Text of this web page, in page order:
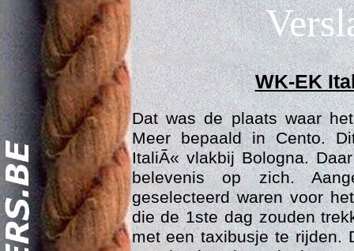
WK-EK
Dat was de plaats waar
Meer bepaald in Cento.
ItaliÃ« vlakbij Bologna.
belevenis op zich.
geselecteerd waren voor
die de 1ste dag zouden
met een taxibusje te rijden.